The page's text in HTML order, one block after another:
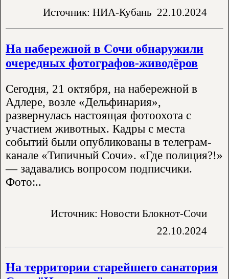
Источник: НИА-Кубань 22.10.2024
На набережной в Сочи обнаружили
очередных фотографов-живодёров
Сегодня, 21 октября, на набережной в
Адлере, возле «Дельфинария»,
развернулась настоящая фотоохота с
участием животных. Кадры с места
событий были опубликованы в телеграм-
канале «Типичный Сочи». «Где полиция?!»
— задавались вопросом подписчики.
Фото:..
Источник: Новости Блокнот-Сочи
22.10.2024
На территории старейшего санатория